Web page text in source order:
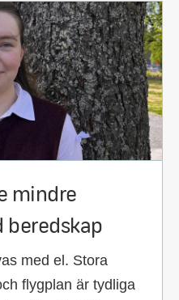
mindre
beredskap
med el. Stora
flygplan är tydliga